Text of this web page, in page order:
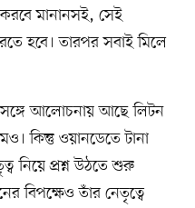
মানানসই, সেই
হবে। তারপর সবাই মিলে
সঙ্গে আলোচনায় আছে লিটন
কিন্তু ওয়ানডেতে টানা
নিয়ে প্রশ্ন উঠতে শুরু
বিপক্ষেও তাঁর নেতৃত্বে